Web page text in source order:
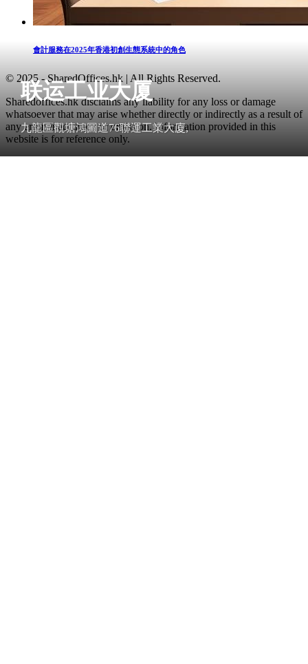
联运工业大厦
九龍區觀塘鴻圖道76聯運工業大廈,
會計服務在2025年香港初創生態系統中的角色
© 2025 - SharedOffices.hk | All Rights Reserved.
Sharedoffices.hk disclaims any liability for any loss or damage
whatsoever that may arise whether directly or indirectly as a result of
any error, inaccuracy or omission. Information provided in this
website is for reference only.